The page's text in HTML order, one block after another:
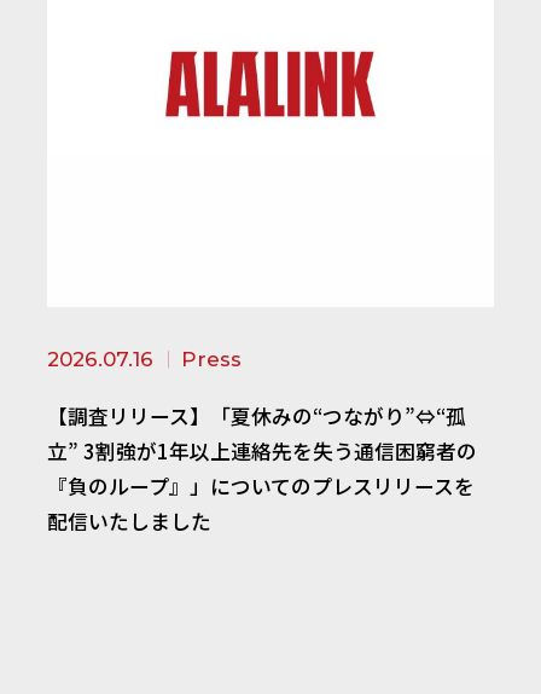
2026.07.16 Press
【調査リリース】「夏休みの“つながり”⇔“孤
立” 3割強が1年以上連絡先を失う通信困窮者の
『負のループ』」についてのプレスリリースを
配信いたしました